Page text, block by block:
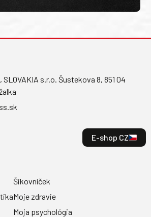
SLOVAKIA s.r.o. Šustekova 8, 851 04
E-shop CZ
Šikovníček
Moje zdravie
Moja psychológia